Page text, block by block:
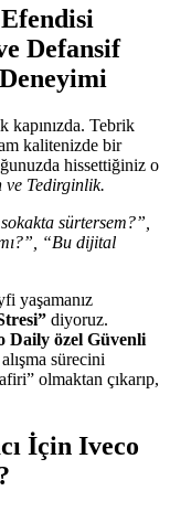
Defansif
kapınızda. Tebrik
kalitenizde bir
hissettiğiniz o
ve Tedirginlik.
sürtersem?”,
“Bu dijital
yaşamanız
diyoruz.
Daily özel Güvenli
sürecini
olmaktan çıkarıp,
İçin Iveco